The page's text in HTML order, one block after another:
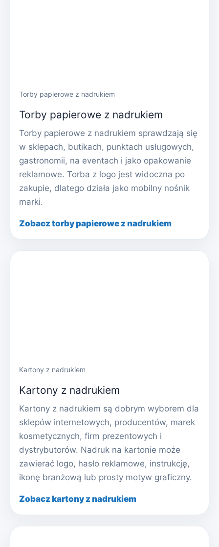
Torby papierowe z nadrukiem
Torby papierowe z nadrukiem
Torby papierowe z nadrukiem sprawdzają się
w sklepach, butikach, punktach usługowych,
gastronomii, na eventach i jako opakowanie
reklamowe. Torba z logo jest widoczna po
zakupie, dlatego działa jako mobilny nośnik
marki.
Zobacz torby papierowe z nadrukiem
Kartony z nadrukiem
Kartony z nadrukiem
Kartony z nadrukiem są dobrym wyborem dla
sklepów internetowych, producentów, marek
kosmetycznych, firm prezentowych i
dystrybutorów. Nadruk na kartonie może
zawierać logo, hasło reklamowe, instrukcję,
ikonę branżową lub prosty motyw graficzny.
Zobacz kartony z nadrukiem